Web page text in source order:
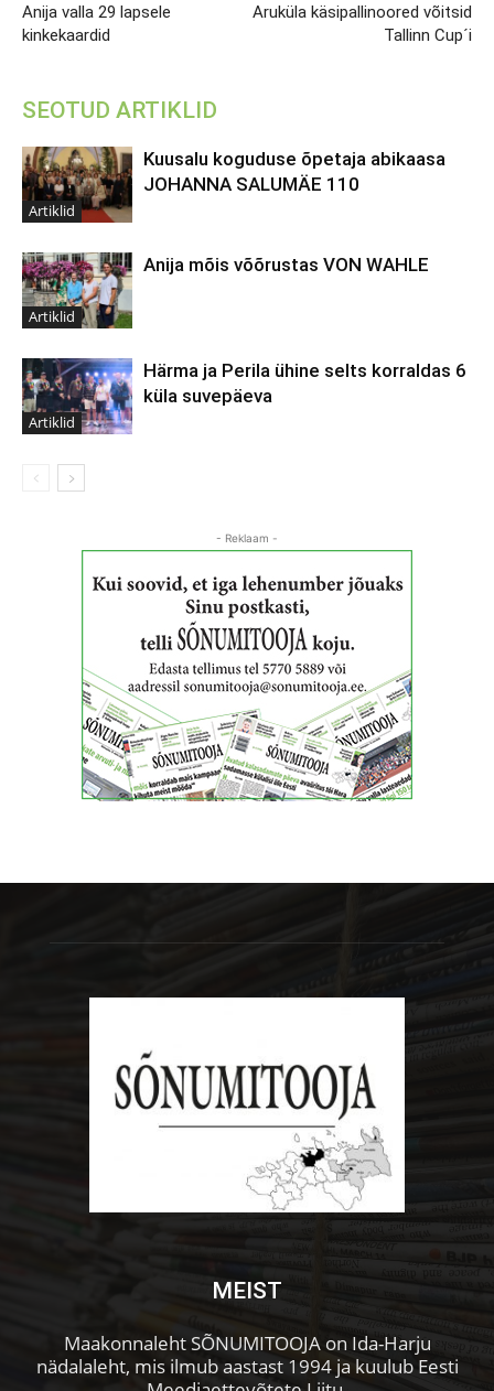
Anija valla 29 lapsele
kinkekaardid
Aruküla käsipallinoored võitsid
Tallinn Cup´i
SEOTUD ARTIKLID
Artiklid
Kuusalu koguduse õpetaja abikaasa
JOHANNA SALUMÄE 110
Artiklid
Anija mõis võõrustas VON WAHLE
Artiklid
Härma ja Perila ühine selts korraldas 6
küla suvepäeva
- Reklaam -
MEIST
Maakonnaleht SÕNUMITOOJA on Ida-Harju
nädalaleht, mis ilmub aastast 1994 ja kuulub Eesti